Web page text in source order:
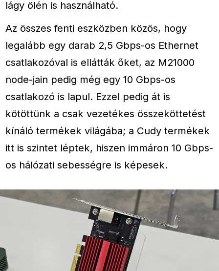
lágy ölén is használható.
Az összes fenti eszközben közös, hogy
legalább egy darab 2,5 Gbps-os Ethernet
csatlakozóval is ellátták őket, az M21000
node-jain pedig még egy 10 Gbps-os
csatlakozó is lapul. Ezzel pedig át is
kötöttünk a csak vezetékes összeköttetést
kínáló termékek világába; a Cudy termékek
itt is szintet léptek, hiszen immáron 10 Gbps-
os hálózati sebességre is képesek.